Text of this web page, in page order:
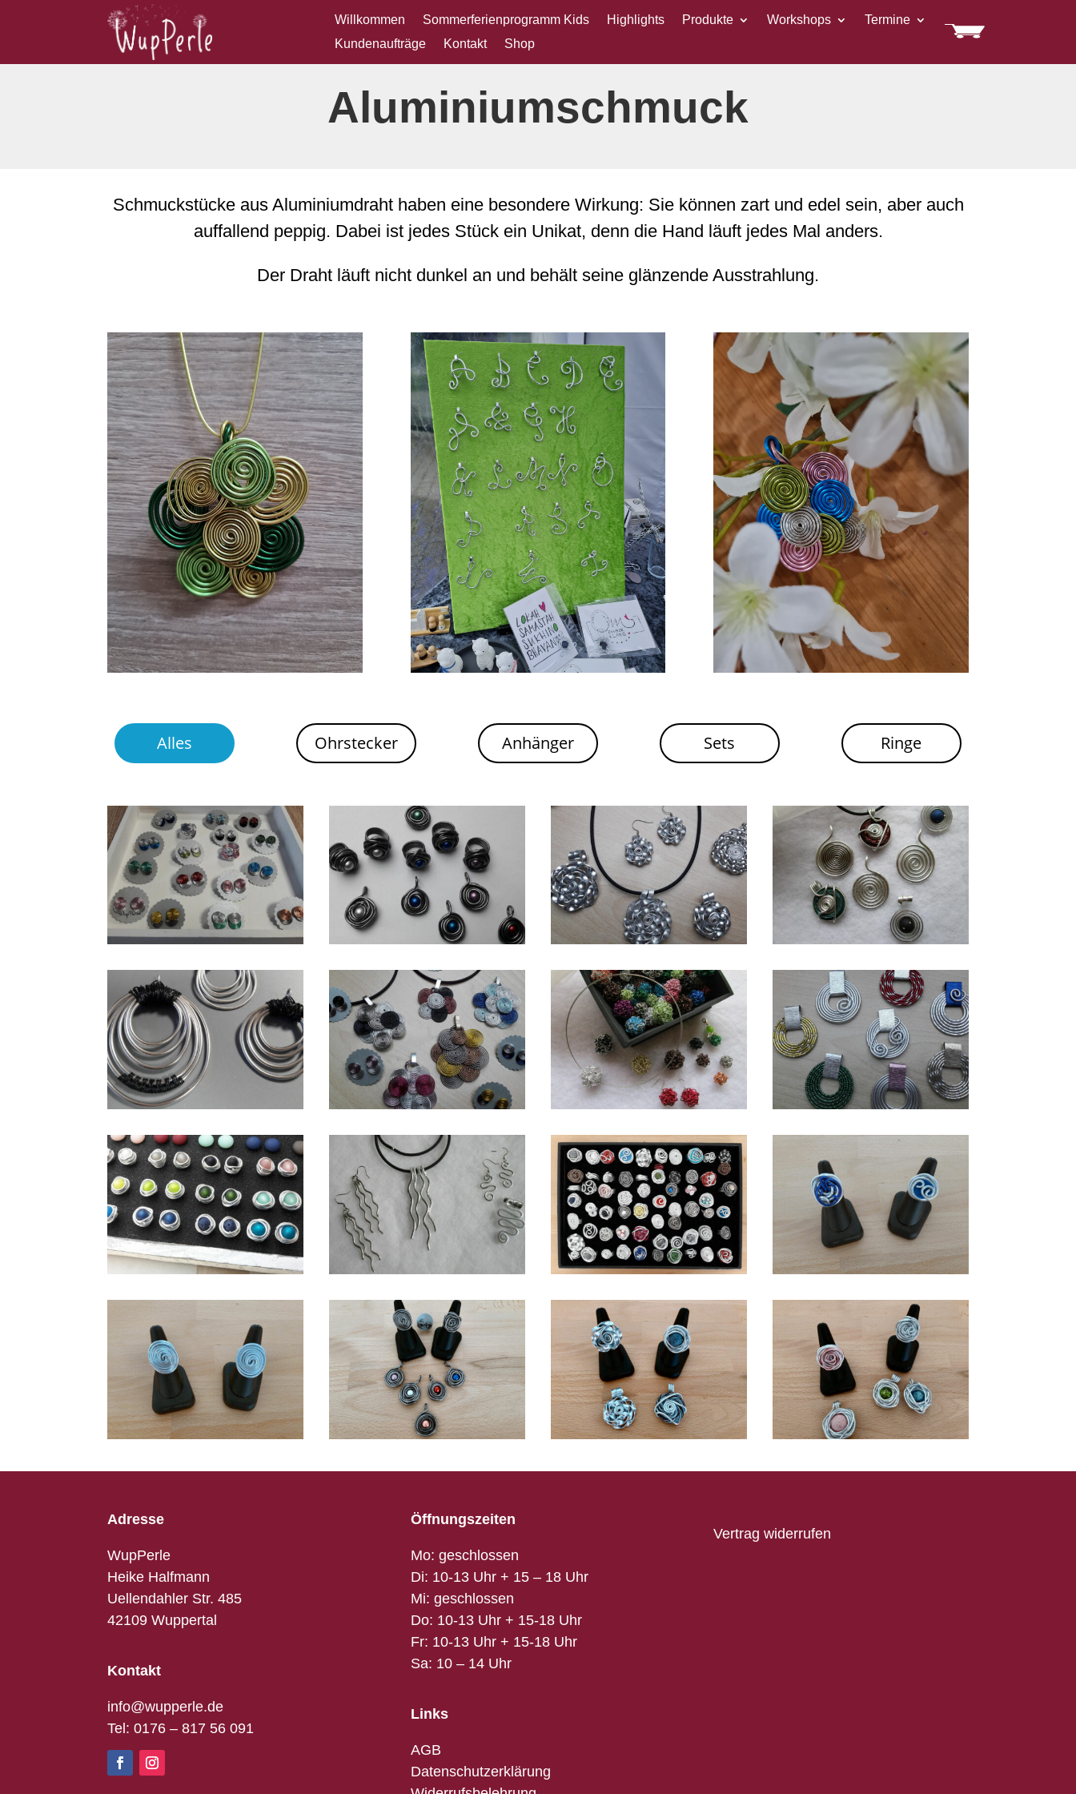
Willkommen Sommerferienprogramm Kids Highlights Produkte Workshops
Termine
Kundenaufträge
Kontakt Shop
Aluminium­schmuck
Schmuckstücke aus Aluminiumdraht haben eine besondere Wirkung: Sie können zart und edel sein, aber auch
auffallend peppig. Dabei ist jedes Stück ein Unikat, denn die Hand läuft jedes Mal anders.
Der Draht läuft nicht dunkel an und behält seine glänzende Ausstrahlung.
Alles Ohrstecker Anhänger Sets Ringe
Adresse
WupPerle
Heike Halfmann
Uellendahler Str. 485
42109 Wuppertal
Kontakt
info@wupperle.de
Tel: 0176 – 817 56 091
Öffnungszeiten
Mo: geschlossen
Di: 10-13 Uhr + 15 – 18 Uhr
Mi: geschlossen
Do: 10-13 Uhr + 15-18 Uhr
Fr: 10-13 Uhr + 15-18 Uhr
Sa: 10 – 14 Uhr
Links
AGB
Datenschutzerklärung
Vertrag widerrufen